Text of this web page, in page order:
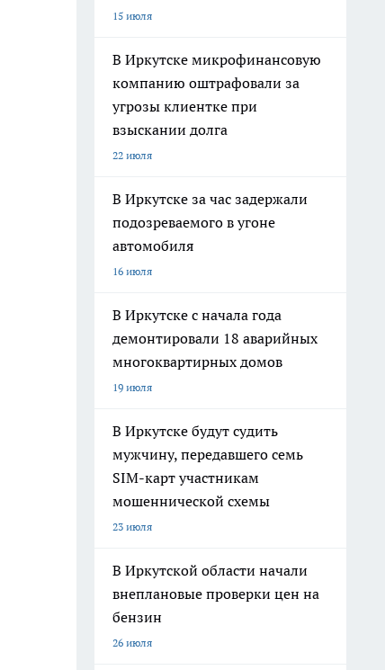
15 июля
В Иркутске микрофинансовую
компанию оштрафовали за
угрозы клиентке при
взыскании долга
22 июля
В Иркутске за час задержали
подозреваемого в угоне
автомобиля
16 июля
В Иркутске с начала года
демонтировали 18 аварийных
многоквартирных домов
19 июля
В Иркутске будут судить
мужчину, передавшего семь
SIM-карт участникам
мошеннической схемы
23 июля
В Иркутской области начали
внеплановые проверки цен на
бензин
26 июля